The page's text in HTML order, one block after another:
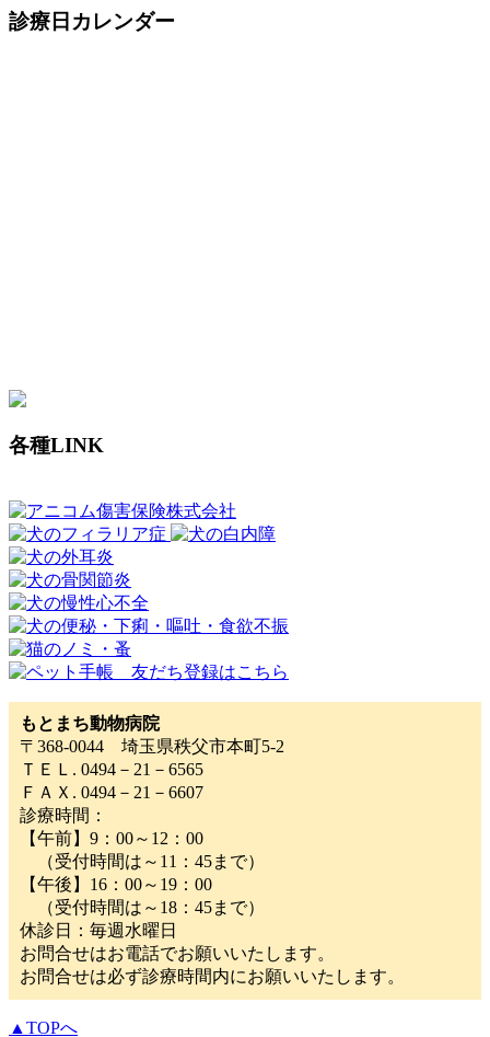
診療日カレンダー
各種LINK
もとまち動物病院
〒368-0044 埼玉県秩父市本町5-2
ＴＥＬ. 0494－21－6565
ＦＡＸ. 0494－21－6607
診療時間：
【午前】9：00～12：00
（受付時間は～11：45まで）
【午後】16：00～19：00
（受付時間は～18：45まで）
休診日：毎週水曜日
お問合せはお電話でお願いいたします。
お問合せは必ず診療時間内にお願いいたします。
▲TOPへ